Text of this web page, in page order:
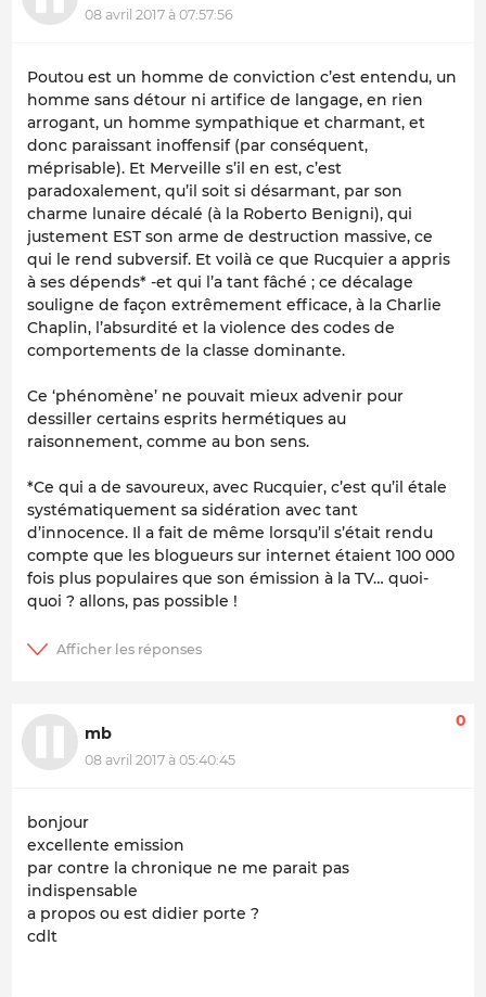
08 avril 2017 à 07:57:56
Poutou est un homme de conviction c’est entendu, un
homme sans détour ni artifice de langage, en rien
arrogant, un homme sympathique et charmant, et
donc paraissant inoffensif (par conséquent,
méprisable). Et Merveille s’il en est, c’est
paradoxalement, qu’il soit si désarmant, par son
charme lunaire décalé (à la Roberto Benigni), qui
justement EST son arme de destruction massive, ce
qui le rend subversif. Et voilà ce que Rucquier a appris
à ses dépends* -et qui l’a tant fâché ; ce décalage
souligne de façon extrêmement efficace, à la Charlie
Chaplin, l’absurdité et la violence des codes de
comportements de la classe dominante.
Ce ‘phénomène’ ne pouvait mieux advenir pour
dessiller certains esprits hermétiques au
raisonnement, comme au bon sens.
*Ce qui a de savoureux, avec Rucquier, c’est qu’il étale
systématiquement sa sidération avec tant
d’innocence. Il a fait de même lorsqu’il s’était rendu
compte que les blogueurs sur internet étaient 100 000
fois plus populaires que son émission à la TV… quoi-
quoi ? allons, pas possible !
mb
08 avril 2017 à 05:40:45
0
bonjour
excellente emission
par contre la chronique ne me parait pas
indispensable
a propos ou est didier porte ?
cdlt